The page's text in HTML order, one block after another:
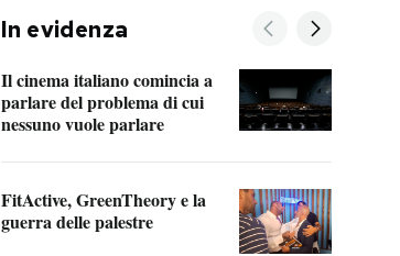
In evidenza
Il cinema italiano comincia a
parlare del problema di cui
nessuno vuole parlare
FitActive, GreenTheory e la
guerra delle palestre